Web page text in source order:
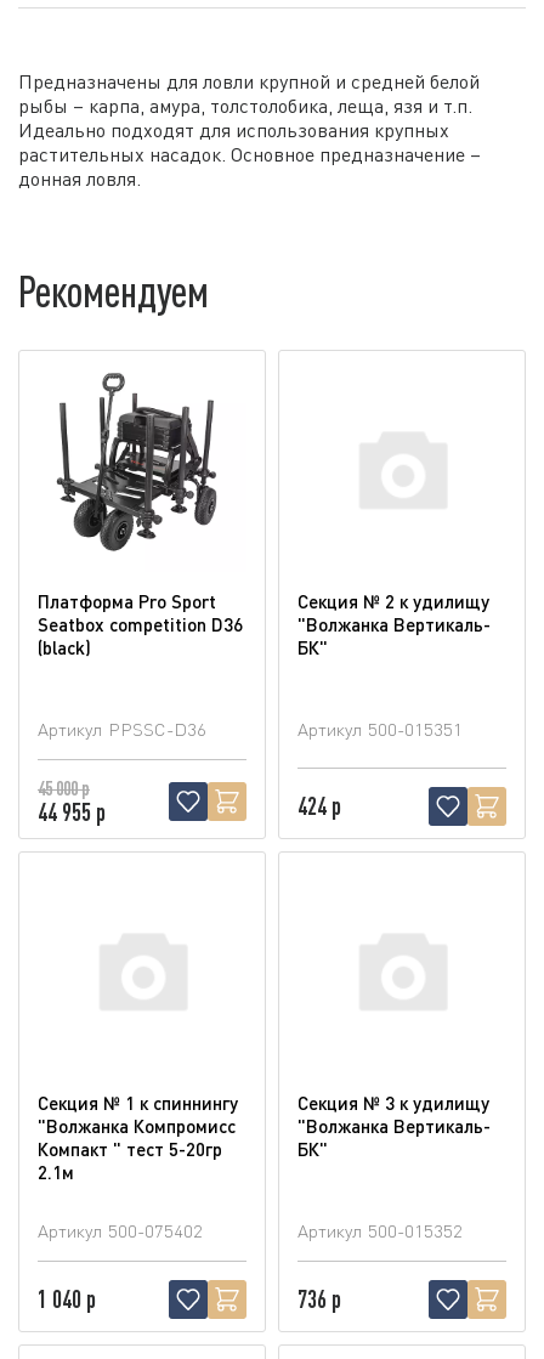
Предназначены для ловли крупной и средней белой
рыбы – карпа, амура, толстолобика, леща, язя и т.п.
Идеально подходят для использования крупных
растительных насадок. Основное предназначение –
донная ловля.
Рекомендуем
Платформа Pro Sport
Seatbox competition D36
(blaсk)
Артикул PPSSC-D36
45 000 р
44 955 р
Секция № 2 к удилищу
"Волжанка Вертикаль-
БК"
Артикул 500-015351
424 р
Секция № 1 к спиннингу
"Волжанка Компромисс
Компакт " тест 5-20гр
2.1м
Артикул 500-075402
1 040 р
Секция № 3 к удилищу
"Волжанка Вертикаль-
БК"
Артикул 500-015352
736 р